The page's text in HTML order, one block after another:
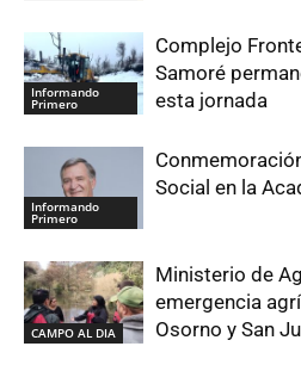
Informando
Primero
Complejo
Samoré
esta jornada
Informando
Primero
Social en la
CAMPO AL DIA
Ministerio de
emergencia
Osorno y San